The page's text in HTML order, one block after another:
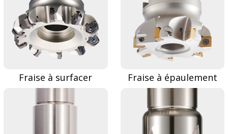
Fraise à surfacer Fraise à épaulement